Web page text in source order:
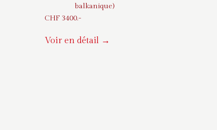
balkanique)
CHF 3400.-
Voir en détail →